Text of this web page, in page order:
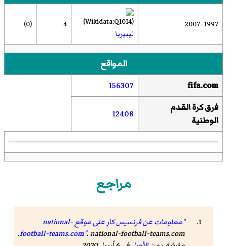
1997–2007
ليبيريا
4
(0)
المواقع
fifa.com
156307
فرق كرة القدم
الوطنية
12408
مراجع
"معلومات عن فرنسيس كار على موقع national-
football-teams.com"
. national-football-teams.com.